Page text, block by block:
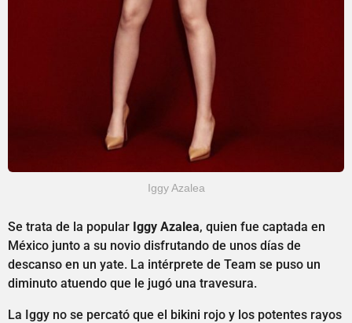
Iggy Azalea
Se trata de la popular Iggy Azalea, quien fue captada en
México junto a su novio disfrutando de unos días de
descanso en un yate. La intérprete de Team se puso un
diminuto atuendo que le jugó una travesura.
La Iggy no se percató que el bikini rojo y los potentes rayos